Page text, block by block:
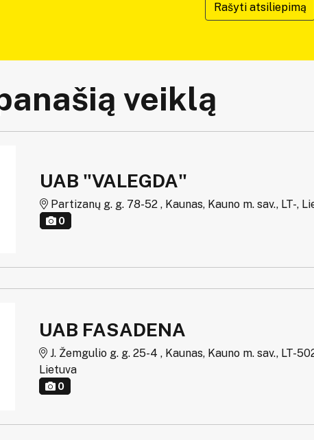
Rašyti atsiliepimą
veiklą
UAB "VALEGDA"
Partizanų g. g. 78-52 , Kaunas, Kauno m. sav., LT-,
0
UAB FASADENA
J. Žemgulio g. g. 25-4 , Kaunas, Kauno m. sav., LT-
Lietuva
0